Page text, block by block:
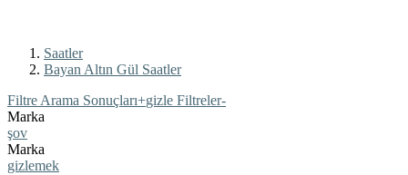
Saatler
Bayan Altın Gül Saatler
Filtre Arama Sonuçları+gizle Filtreler-
Marka
şov
Marka
gizlemek